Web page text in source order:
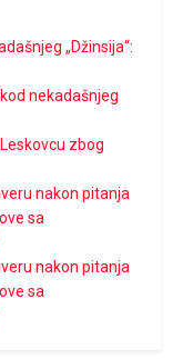
„Džinsija“:
nekadašnjeg
zbog
nakon pitanja
sa
nakon pitanja
sa